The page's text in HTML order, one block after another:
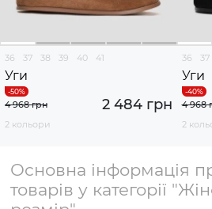
36 37 38 39 40 41
Уги
2 484 грн
4 968 грн
2 кольори
36 37
Уги
4 968
2
Основна інформація
товарів у категорії